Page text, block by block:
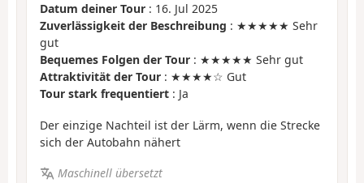
Datum deiner Tour : 16. Jul 2025
Zuverlässigkeit der Beschreibung : ★★★★★ Sehr
gut
Bequemes Folgen der Tour : ★★★★★ Sehr gut
Attraktivität der Tour : ★★★★☆ Gut
Tour stark frequentiert : Ja
Der einzige Nachteil ist der Lärm, wenn die Strecke
sich der Autobahn nähert
Maschinell übersetzt